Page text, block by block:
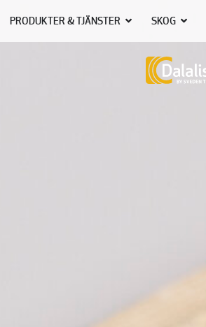
PRODUKTER & TJÄNSTER SKOG